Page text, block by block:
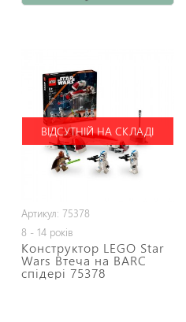
ВІДСУТНІЙ НА СКЛАДІ
Артикул: 75378
8 - 14 років
Конструктор LEGO Star
Wars Втеча на BARC
спідері 75378